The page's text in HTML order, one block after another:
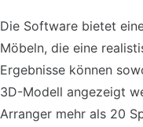
Die Software bietet
Möbeln, die eine
Ergebnisse können
3D-Modell angezeigt
Arranger mehr als 20